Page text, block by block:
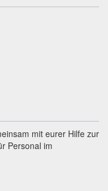
mit eurer Hilfe zur
Personal im